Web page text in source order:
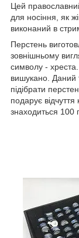
Цей
для носіння, як
виконаний в
Перстень
зовнішньому
символу -
вишукано. Даний
підібрати
подарує
знаходиться 100